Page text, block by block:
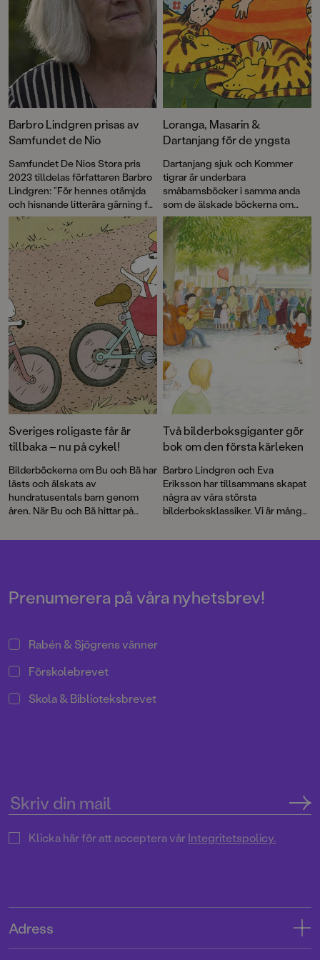
Barbro Lindgren prisas av
Samfundet de Nio
Samfundet De Nios Stora pris
2023 tilldelas författaren Barbro
Lindgren: ”För hennes otämjda
och hisnande litterära gärning för
alla åldrar.”
Loranga, Masarin &
Dartanjang för de yngsta
Dartanjang sjuk och Kommer
tigrar är underbara
småbarnsböcker i samma anda
som de älskade böckerna om
Max! Med korta meningar,
färgstarka illustrationer och mitt i
prick-humor får vi äntligen möta
de underbart knasiga favoriterna
Loranga, Masarin och Dartanjang
i ett helt nytt format.
Sveriges roligaste får är
tillbaka – nu på cykel!
Bilderböckerna om Bu och Bä har
lästs och älskats av
hundratusentals barn genom
åren. När Bu och Bä hittar på
men till slut ordnar det ändå upp
Två bilderboksgiganter gör
bok om den första kärleken
Barbro Lindgren och Eva
Eriksson har tillsammans skapat
några av våra största
bilderboksklassiker. Vi är många
den vilda bebins äventyr och
på många år.
Prenumerera på våra nyhetsbrev!
Rabén & Sjögrens vänner
Förskolebrevet
Skola & Biblioteksbrevet
Klicka här för att acceptera vårIntegritetspolicy.
Adress